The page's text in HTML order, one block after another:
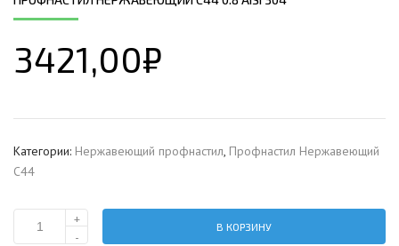
3421,00₽
Категории: Нержавеющий профнастил Профнастил Hержавеющий
С44
Количество
+
-
В КОРЗИНУ